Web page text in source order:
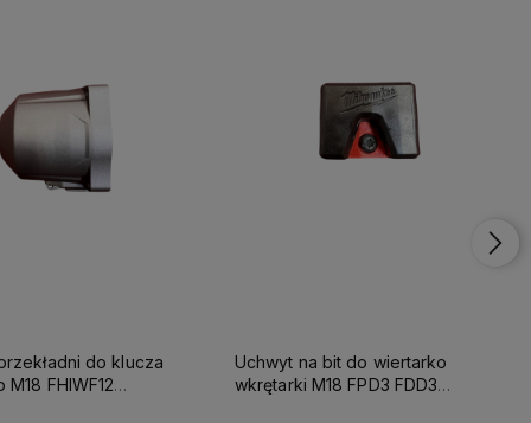
do klucza
FHIWF12
Uchwyt na bit do wiertarko
wkrętarki M18 FPD3 FDD3